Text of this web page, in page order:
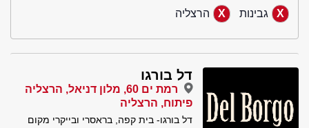
גבינות
הרצליה
דל בורגו
רמת ים 60, מלון דניאל, הרצליה
פיתוח, הרצליה
דל בורגו- בית קפה, בראסרי ובייקרי מקום